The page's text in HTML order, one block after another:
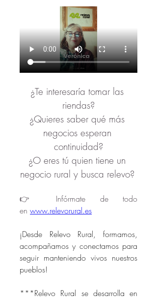
¿Te interesaría tomar las
riendas?
¿Quieres saber qué más
negocios esperan
continuidad?
¿O eres tú quien tiene un
negocio rural y busca relevo?
👉 Infórmate de todo
en www.relevorural.es
¡Desde Relevo Rural, formamos,
acompañamos y conectamos para
seguir manteniendo vivos nuestros
pueblos!
***Relevo Rural se desarrolla en